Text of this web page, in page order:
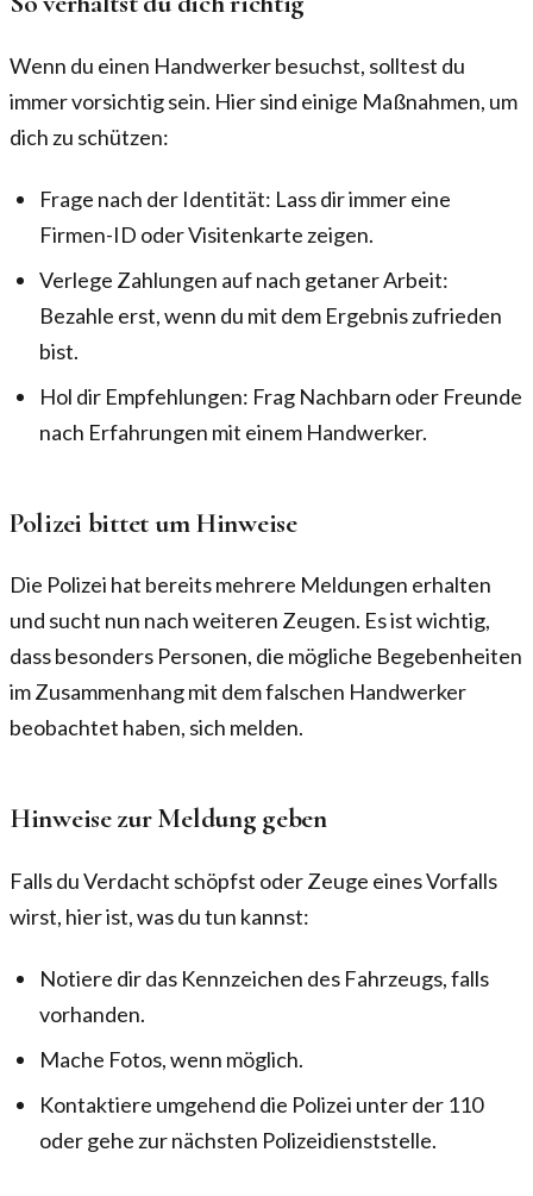
Wenn du einen Handwerker besuchst, solltest du
immer vorsichtig sein. Hier sind einige Maßnahmen, um
dich zu schützen:
Frage nach der Identität: Lass dir immer eine
Firmen-ID oder Visitenkarte zeigen.
Verlege Zahlungen auf nach getaner Arbeit:
Bezahle erst, wenn du mit dem Ergebnis zufrieden
bist.
Hol dir Empfehlungen: Frag Nachbarn oder Freunde
nach Erfahrungen mit einem Handwerker.
Polizei bittet um Hinweise
Die Polizei hat bereits mehrere Meldungen erhalten
und sucht nun nach weiteren Zeugen. Es ist wichtig,
dass besonders Personen, die mögliche Begebenheiten
im Zusammenhang mit dem falschen Handwerker
beobachtet haben, sich melden.
Hinweise zur Meldung geben
Falls du Verdacht schöpfst oder Zeuge eines Vorfalls
wirst, hier ist, was du tun kannst:
Notiere dir das Kennzeichen des Fahrzeugs, falls
vorhanden.
Mache Fotos, wenn möglich.
Kontaktiere umgehend die Polizei unter der 110
oder gehe zur nächsten Polizeidienststelle.